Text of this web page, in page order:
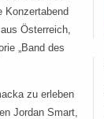
Konzertabend
Österreich,
„Band des
zu erleben
Jordan Smart,